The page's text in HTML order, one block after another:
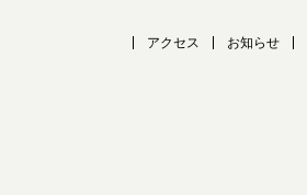
アクセス お知らせ